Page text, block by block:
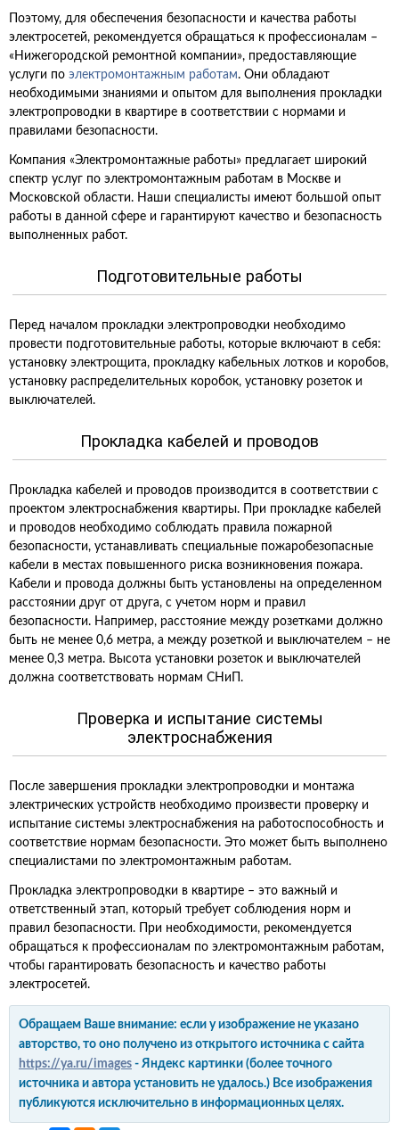
Поэтому, для обеспечения безопасности и качества работы
электросетей, рекомендуется обращаться к профессионалам –
«Нижегородской ремонтной компании», предоставляющие
услуги по электромонтажным работам. Они обладают
необходимыми знаниями и опытом для выполнения прокладки
электропроводки в квартире в соответствии с нормами и
правилами безопасности.
Компания «Электромонтажные работы» предлагает широкий
спектр услуг по электромонтажным работам в Москве и
Московской области. Наши специалисты имеют большой опыт
работы в данной сфере и гарантируют качество и безопасность
выполненных работ.
Подготовительные работы
Перед началом прокладки электропроводки необходимо
провести подготовительные работы, которые включают в себя:
установку электрощита, прокладку кабельных лотков и коробов,
установку распределительных коробок, установку розеток и
выключателей.
Прокладка кабелей и проводов
Прокладка кабелей и проводов производится в соответствии с
проектом электроснабжения квартиры. При прокладке кабелей
и проводов необходимо соблюдать правила пожарной
безопасности, устанавливать специальные пожаробезопасные
кабели в местах повышенного риска возникновения пожара.
Кабели и провода должны быть установлены на определенном
расстоянии друг от друга, с учетом норм и правил
безопасности. Например, расстояние между розетками должно
быть не менее 0,6 метра, а между розеткой и выключателем – не
менее 0,3 метра. Высота установки розеток и выключателей
должна соответствовать нормам СНиП.
Проверка и испытание системы
электроснабжения
После завершения прокладки электропроводки и монтажа
электрических устройств необходимо произвести проверку и
испытание системы электроснабжения на работоспособность и
соответствие нормам безопасности. Это может быть выполнено
специалистами по электромонтажным работам.
Прокладка электропроводки в квартире – это важный и
ответственный этап, который требует соблюдения норм и
правил безопасности. При необходимости, рекомендуется
обращаться к профессионалам по электромонтажным работам,
чтобы гарантировать безопасность и качество работы
электросетей.
Обращаем Ваше внимание: если у изображение не указано
авторство, то оно получено из открытого источника с сайта
https://ya.ru/images - Яндекс картинки (более точного
источника и автора установить не удалось.) Все изображения
публикуются исключительно в информационных целях.